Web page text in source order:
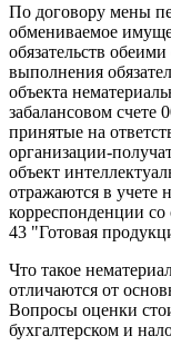
По договору мены
обмениваемое
обязательств
выполнения
объекта
забалансовом счете
принятые на
организации-
объект
отражаются в учете
корреспонденции
43 "Готовая
Что такое
отличаются от
Вопросы оценки
бухгалтерском и